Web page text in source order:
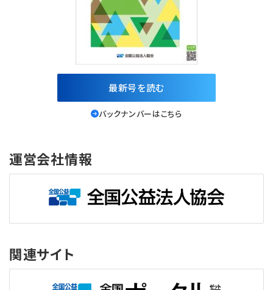
最新号を読む
バックナンバーはこちら
運営会社情報
関連サイト